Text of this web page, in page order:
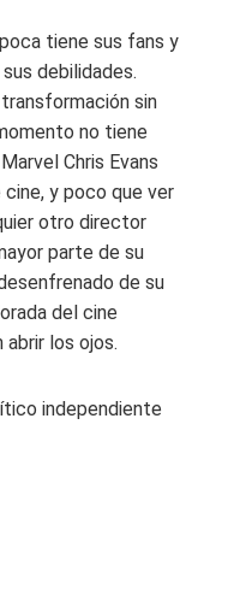
tiene sus fans y
debilidades.
sin
no tiene
Chris Evans
y poco que ver
otro director
parte de su
de su
del cine
abrir los ojos.
independiente